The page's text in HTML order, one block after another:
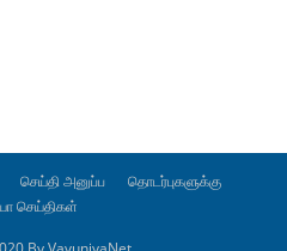
செய்தி அனுப்ப
தொடர்புகளுக்கு
செய்திகள்